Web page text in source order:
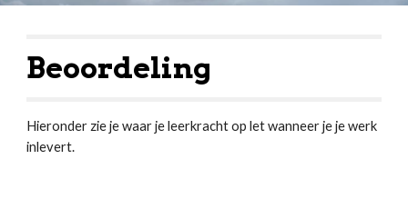
Beoordeling
Hieronder zie je waar je leerkracht op let wanneer je je werk
inlevert.